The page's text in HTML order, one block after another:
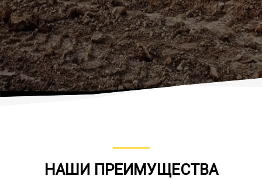
НАШИ ПРЕИМУЩЕСТВА